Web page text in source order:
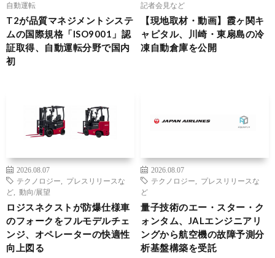
自動運転
T2が品質マネジメントシステ
ムの国際規格「ISO9001」認
証取得、自動運転分野で国内
初
記者会見など
【現地取材・動画】霞ヶ関キ
ャピタル、川崎・東扇島の冷
凍自動倉庫を公開
2026.08.07
テクノロジー
プレスリリースな
ど
動向/展望
ロジスネクストが防爆仕様車
のフォークをフルモデルチェ
ンジ、オペレーターの快適性
向上図る
2026.08.07
テクノロジー
プレスリリースな
ど
量子技術のエー・スター・ク
ォンタム、JALエンジニアリ
ングから航空機の故障予測分
析基盤構築を受託